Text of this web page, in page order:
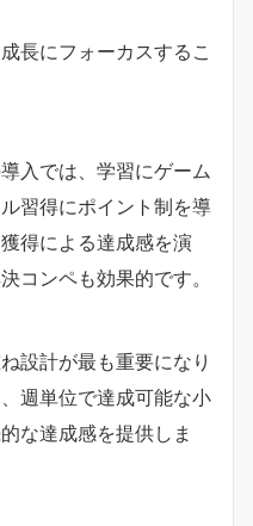
長にフォーカスするこ
入では、学習にゲーム
習得にポイント制を導
得による達成感を演
コンペも効果的です。
設計が最も重要になり
週単位で達成可能な小
な達成感を提供しま